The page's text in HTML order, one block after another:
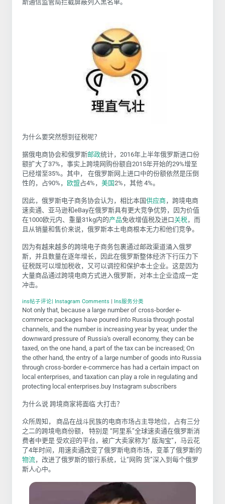
斯通信监管局拦截屏蔽列入黑名单。
为什么要突然想到征税呢？
据俄电商协会和俄罗斯邮政统计，2016年上半年俄罗斯进口份
额扩大了37%，事实上跨境网购份额自2015年开始的29%增至
已经增至35%。其中，
在俄罗斯网上进口中的份额依然是压倒
性的，占90%，
欧盟 占4%， 美国2%，其他 4%。
因此，俄罗斯电子商务协会认为，相比本国供应商，跨境电商
速卖通、亚马逊和eBay在俄罗斯具有更大竞争优势，因为价值
在1000欧元内、重量31kg内的产品免收增值税及进口关税 ，而
且从销量和售价来说，俄罗斯本土电商根本无力和他们竞争。
因为有越来越多的跨境电子商务包裹通过邮政渠道涌入俄罗
斯，并且数量在逐年增长，因此在俄罗斯整体经济下行压力下
征税既可以增加税收，又可以调控和保护本土企业。这是因为
大量商品通过跨境电商方式进入俄罗斯，对本土企业造成一定
冲击。
ins帖子评论| Instagram Comments | Ins服务分类
Not only that, because a large number of cross-border e-
commerce packages have poured into Russia through postal
channels, and the number is increasing year by year, under the
downward pressure of Russia's overall economy, they can be
taxed, on the one hand, a part of the tax can be increased; On
the other hand, the entry of a large number of goods into Russia
through cross-border e-commerce has had a certain impact on
local enterprises, and taxation can play a role in regulating and
protecting local enterprises.buy Instagram subscribers
为什么说 跨境商家将面临 大打击？
众所周知， 商品在战斗民族的电商市场占主导地位，占有三分
之二的跨境电商份额， 特别是 “阿里系”全球速卖通在俄罗斯消
费者中更是 受欢迎的平台，被广大卖家称为“ 版淘宝”，马云花
了4年时间，用速卖通改变了俄罗斯电商市场，变革了俄罗斯的
物流，改进了俄罗斯的银行系统，让“网购 货”深入到每个俄罗
斯人心中。